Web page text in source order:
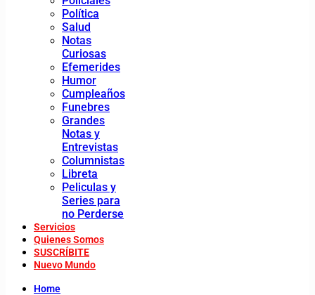
Política
Salud
Notas
Curiosas
Efemerides
Humor
Cumpleaños
Funebres
Grandes
Notas y
Entrevistas
Columnistas
Libreta
Peliculas y
Series para
no Perderse
Servicios
Quienes Somos
SUSCRÍBITE
Nuevo Mundo
Home